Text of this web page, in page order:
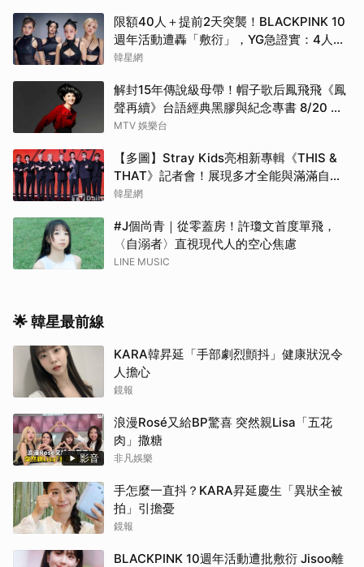
限額40人＋提前2天突襲！BLACKPINK 10
週年活動遭轟「敷衍」，YG急證實：4人確
定完全體出席
韓星網
解封15年傳說級母帶！帽子歌后鳳飛飛《鳳
聲再續》台語經典黑膠與紀念專書 8/20 珍
藏預購
MTV 娛樂台
【多圖】Stray Kids亮相新專輯《THIS &
THAT》記者會！展現多才全能與滿滿自
信，預告「以熱治熱」炸裂夏日音樂圈
韓星網
#J個尚青｜從零蓋房！許瓊文首度單飛，
〈自溺者〉直視現代人的空心焦慮
LINE MUSIC
🌟 韓星最前線
KARA韓昇延「手部劇烈顫抖」健康狀況令
人擔心
鏡報
影音
浪漫Rosé又給BP驚喜 突然親Lisa「五花
肉」撒糖
非凡娛樂
手怎麼一直抖？KARA昇延慶生「異狀全被
拍」引擔憂
鏡報
BLACKPINK 10週年活動遭批敷衍 Jisoo離